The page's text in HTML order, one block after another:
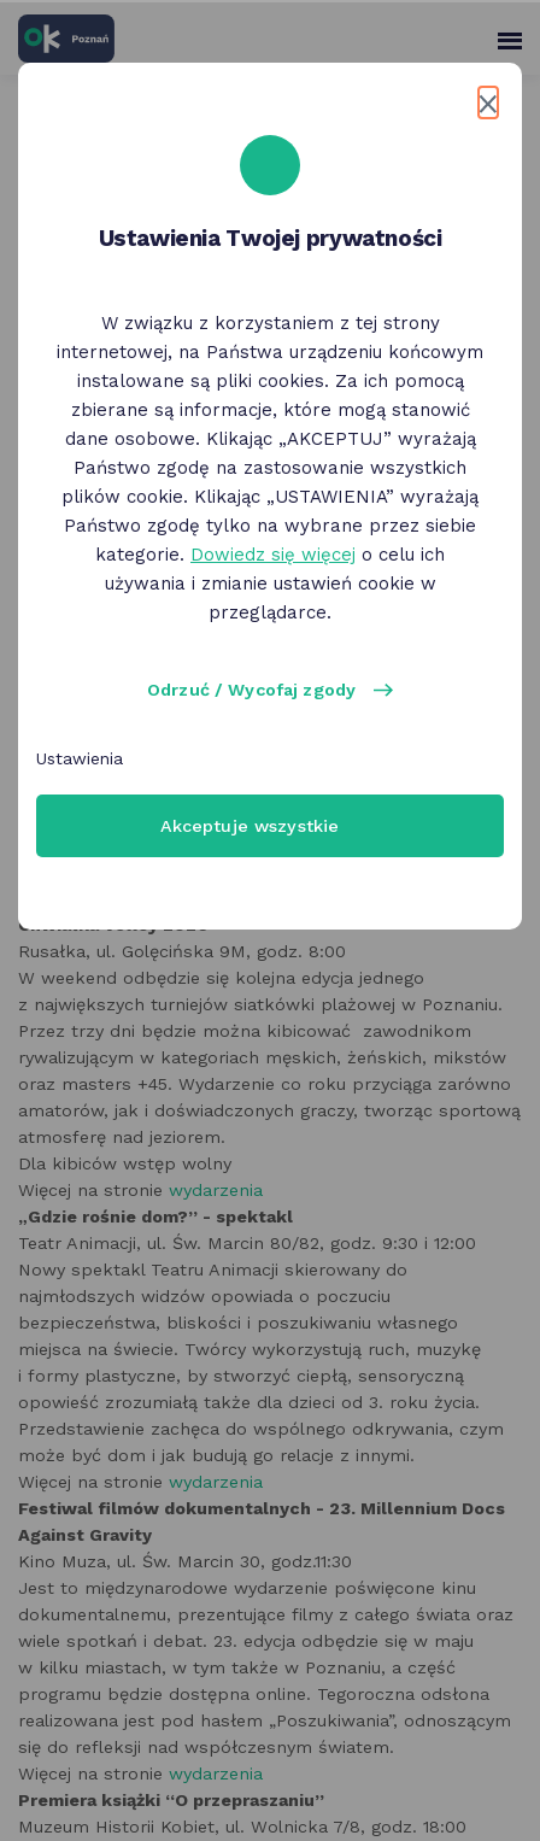
skróty
głównych
Panel
Weekend w Poznaniu 15 - 17
Weekend w Poznaniu: ciekawe wydarzenia
i wystawy, koncerty, spacery, spotkania
i dyskusje. Poniżej, kilka pod/odpowiedzi na
pytanie "co robić w weekend w Poznaniu".
Chwiałka Volley 2026
Rusałka, ul. Golęcińska 9M, godz. 8:00
W weekend odbędzie się kolejna edycja jednego
z największych turniejów siatkówki plażowej w Poznaniu.
Przez trzy dni będzie można kibicować zawodnikom
rywalizującym w kategoriach męskich, żeńskich, mikstów
oraz masters +45. Wydarzenie co roku przyciąga zarówno
amatorów, jak i doświadczonych graczy, tworząc sportową
atmosferę nad jeziorem.
Dla kibiców wstęp wolny
Więcej na stronie wydarzenia
„Gdzie rośnie dom?” - spektakl
Teatr Animacji, ul. Św. Marcin 80/82, godz. 9:30 i 12:00
Nowy spektakl Teatru Animacji skierowany do
najmłodszych widzów opowiada o poczuciu
bezpieczeństwa, bliskości i poszukiwaniu własnego
miejsca na świecie. Twórcy wykorzystują ruch, muzykę
i formy plastyczne, by stworzyć ciepłą, sensoryczną
opowieść zrozumiałą także dla dzieci od 3. roku życia.
Przedstawienie zachęca do wspólnego odkrywania, czym
może być dom i jak budują go relacje z innymi.
Więcej na stronie wydarzenia
Festiwal filmów dokumentalnych - 23. Millennium Docs
Against Gravity
Kino Muza, ul. Św. Marcin 30, godz.11:30
Jest to międzynarodowe wydarzenie poświęcone kinu
dokumentalnemu, prezentujące filmy z całego świata oraz
wiele spotkań i debat. 23. edycja odbędzie się w maju
w kilku miastach, w tym także w Poznaniu, a część
programu będzie dostępna online. Tegoroczna odsłona
realizowana jest pod hasłem „Poszukiwania”, odnoszącym
się do refleksji nad współczesnym światem.
Więcej na stronie wydarzenia
Premiera książki “O przepraszaniu”
Muzeum Historii Kobiet, ul. Wolnicka 7/8, godz. 18:00
Ustawienia Twojej prywatności
W związku z korzystaniem z tej strony
internetowej, na Państwa urządzeniu końcowym
instalowane są pliki cookies. Za ich pomocą
zbierane są informacje, które mogą stanowić
dane osobowe. Klikając „AKCEPTUJ” wyrażają
Państwo zgodę na zastosowanie wszystkich
plików cookie. Klikając „USTAWIENIA” wyrażają
Państwo zgodę tylko na wybrane przez siebie
kategorie. Dowiedz się więcej o celu ich
używania i zmianie ustawień cookie w
przeglądarce.
Odrzuć / Wycofaj zgody
Ustawienia
Akceptuje wszystkie